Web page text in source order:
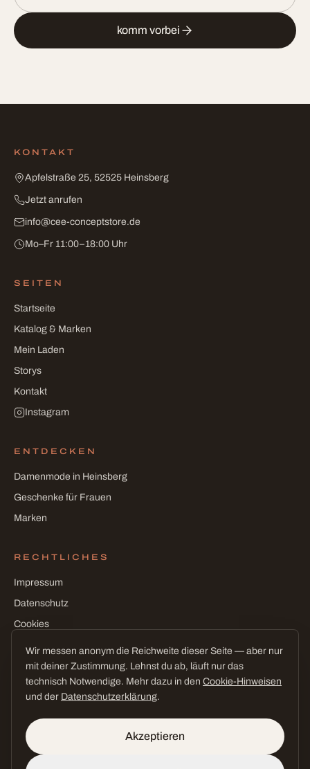
komm vorbei
KONTAKT
Apfelstraße 25, 52525 Heinsberg
Jetzt anrufen
info@cee-conceptstore.de
Mo–Fr 11:00–18:00 Uhr
SEITEN
Startseite
Katalog & Marken
Mein Laden
Storys
Kontakt
Instagram
ENTDECKEN
Damenmode in Heinsberg
Geschenke für Frauen
Marken
RECHTLICHES
Impressum
Datenschutz
Cookies
Wir messen anonym die Reichweite dieser Seite — aber nur
mit deiner Zustimmung. Lehnst du ab, läuft nur das
technisch Notwendige. Mehr dazu in den Cookie-Hinweisen
und der Datenschutzerklärung.
Akzeptieren